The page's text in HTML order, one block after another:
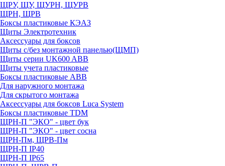
ЩРУ, ЩУ, ЩУРН, ЩУРВ
ЩРН, ЩРВ
Боксы пластиковые КЭАЗ
Щиты Электротехник
Аксессуары для боксов
Щиты с/без монтажной панелью(ЩМП)
Щиты серии UK600 ABB
Щиты учета пластиковые
Боксы пластиковые ABB
Для наружного монтажа
Для скрытого монтажа
Аксессуары для боксов Luca System
Боксы пластиковые TDM
ЩРН-П "ЭКО" - цвет бук
ЩРН-П "ЭКО" - цвет сосна
ЩРН-Пм, ЩРВ-Пм
ЩРН-П IP40
ЩРН-П IP65